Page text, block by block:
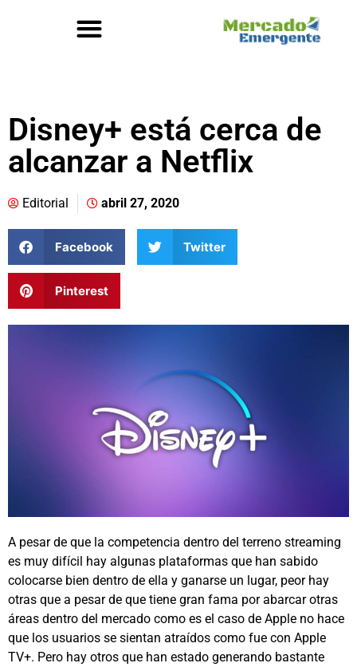
Disney+ está cerca de
alcanzar a Netflix
Editorial abril 27, 2020
Facebook Twitter
Pinterest
A pesar de que la competencia dentro del terreno streaming
es muy difícil hay algunas plataformas que han sabido
colocarse bien dentro de ella y ganarse un lugar, peor hay
otras que a pesar de que tiene gran fama por abarcar otras
áreas dentro del mercado como es el caso de Apple no hace
que los usuarios se sientan atraídos como fue con Apple
TV+. Pero hay otros que han estado generando bastante